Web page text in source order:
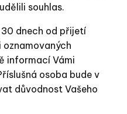
souhlas.
30 dnech od přijetí
informací Vámi
osoba bude v
důvodnost Vašeho